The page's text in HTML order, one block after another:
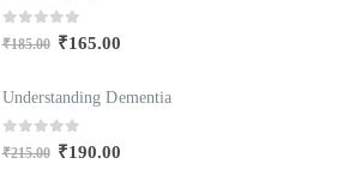
0out of 5
₹185.00 ₹165.00
Understanding Dementia
0out of 5
₹215.00 ₹190.00